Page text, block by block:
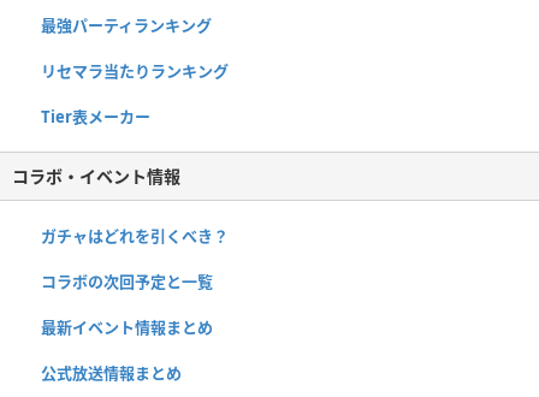
最強パーティランキング
リセマラ当たりランキング
Tier表メーカー
コラボ・イベント情報
ガチャはどれを引くべき？
コラボの次回予定と一覧
最新イベント情報まとめ
公式放送情報まとめ